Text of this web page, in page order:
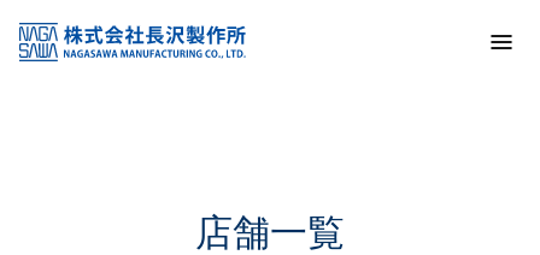
KSS加盟店・取扱店情報
店舗一覧
店舗一覧